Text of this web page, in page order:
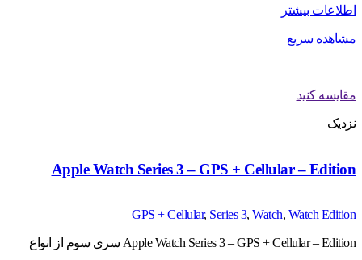
اطلاعات بیشتر
مشاهده سریع
مقایسه کنید
نزدیک
Apple Watch Series 3 – GPS + Cellular – Edition
GPS + Cellular, Series 3, Watch, Watch Edition
Apple Watch Series 3 – GPS + Cellular – Edition سری سوم از انواع